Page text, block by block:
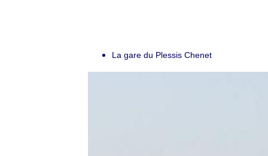
La gare du Plessis Chenet